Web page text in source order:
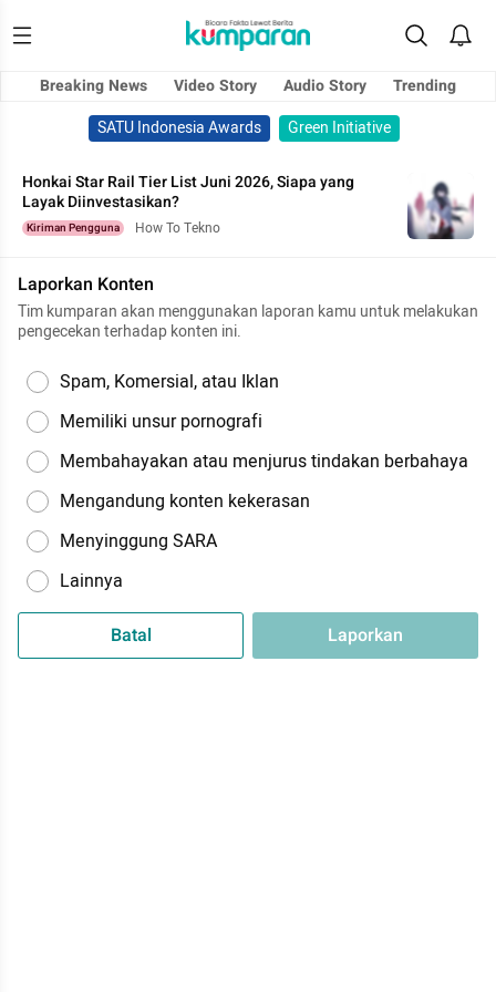
Breaking News Video Story Audio Story
Trending
SATU Indonesia Awards
Green Initiative
Honkai Star Rail Tier List Juni 2026, Siapa yang
Layak Diinvestasikan?
Kiriman Pengguna How To Tekno
Laporkan Konten
Tim kumparan akan menggunakan laporan kamu untuk melakukan
pengecekan terhadap konten ini.
Spam, Komersial, atau Iklan
Memiliki unsur pornografi
Membahayakan atau menjurus tindakan berbahaya
Mengandung konten kekerasan
Menyinggung SARA
Lainnya
Batal Laporkan